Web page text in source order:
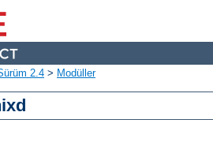
2.4 > Modüller